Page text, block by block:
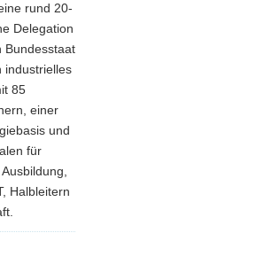
rund 20-
Delegation
Bundesstaat
industrielles
85
einer
und
für
Halbleitern